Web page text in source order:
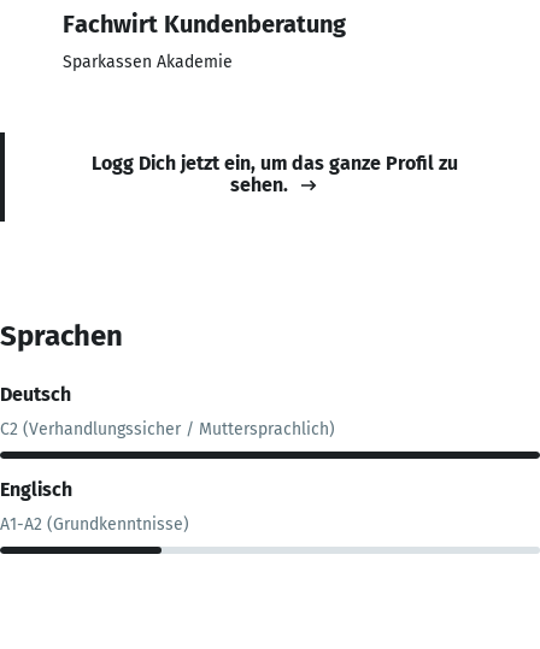
Fachwirt Kundenberatung
Sparkassen Akademie
Logg Dich jetzt ein, um das ganze Profil zu
sehen.
Sprachen
Deutsch
C2 (Verhandlungssicher / Muttersprachlich)
Englisch
A1-A2 (Grundkenntnisse)